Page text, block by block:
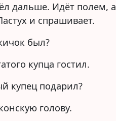
дальше. Идёт полем, а
и спрашивает.
был?
купца гостил.
купец подарил?
голову.